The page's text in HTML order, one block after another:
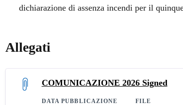
dichiarazione di assenza incendi per il
Allegati
COMUNICAZIONE 2026 Signed
DATA PUBBLICAZIONE FILE